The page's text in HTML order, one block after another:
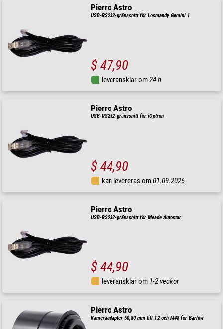
Pierro Astro
USB-RS232-gränssnitt för Losmandy Gemini 1
$ 47,90
leveransklar om24 h
Pierro Astro
USB-RS232-gränssnitt för iOptron
$ 44,90
kan levereras om01.09.2026
Pierro Astro
USB-RS232-gränssnitt för Meade Autostar
$ 44,90
leveransklar om 1-2 veckor
Pierro Astro
Kameraadapter 50,80 mm till T2 och M48 för Barlow